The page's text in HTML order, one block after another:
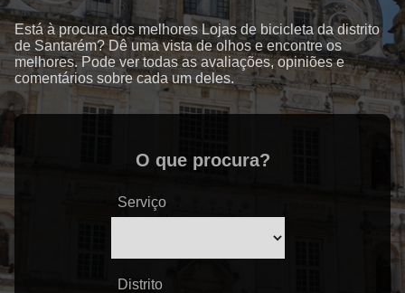
Está à procura dos melhores Lojas de bicicleta da distrito
de Santarém? Dê uma vista de olhos e encontre os
melhores. Pode ver todas as avaliações, opiniões e
comentários sobre cada um deles.
O que procura?
Serviço
Distrito